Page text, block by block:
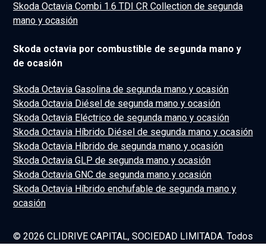
Skoda Octavia Combi 1.6 TDI CR Collection de segunda
mano y ocasión
Skoda octavia por combustible de segunda mano y
de ocasión
Skoda Octavia Gasolina de segunda mano y ocasión
Skoda Octavia Diésel de segunda mano y ocasión
Skoda Octavia Eléctrico de segunda mano y ocasión
Skoda Octavia Híbrido Diésel de segunda mano y ocasión
Skoda Octavia Híbrido de segunda mano y ocasión
Skoda Octavia GLP de segunda mano y ocasión
Skoda Octavia GNC de segunda mano y ocasión
Skoda Octavia Híbrido enchufable de segunda mano y
ocasión
© 2026 CLIDRIVE CAPITAL, SOCIEDAD LIMITADA. Todos